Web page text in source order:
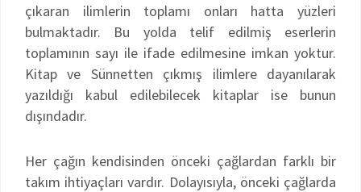
çıkaran ilimlerin toplamı onları hatta yüzleri
bulmaktadır. Bu yolda telif edilmiş eserlerin
toplamının sayı ile ifade edilmesine imkan yoktur.
Kitap ve Sünnetten çıkmış ilimlere dayanılarak
yazıldığı kabul edilebilecek kitaplar ise bunun
dışındadır.
Her çağın kendisinden önceki çağlardan farklı bir
takım ihtiyaçları vardır. Dolayısıyla, önceki çağlarda